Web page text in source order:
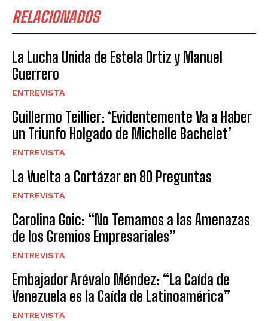
RELACIONADOS
La Lucha Unida de Estela Ortiz y Manuel
Guerrero
ENTREVISTA
Guillermo Teillier: ‘Evidentemente Va a Haber
un Triunfo Holgado de Michelle Bachelet’
ENTREVISTA
La Vuelta a Cortázar en 80 Preguntas
ENTREVISTA
Carolina Goic: “No Temamos a las Amenazas
de los Gremios Empresariales”
ENTREVISTA
Embajador Arévalo Méndez: “La Caída de
Venezuela es la Caída de Latinoamérica”
ENTREVISTA